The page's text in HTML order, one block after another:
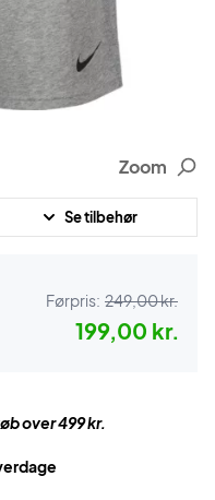
Zoom
Se tilbehør
Førpris: 249,00 kr.
199,00 kr.
over 499 kr.